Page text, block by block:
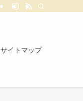
サイトマップ